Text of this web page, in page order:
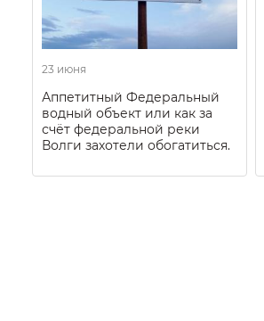
23 июня
Аппетитный Федеральный
водный объект или как за
счёт федеральной реки
Волги захотели обогатиться.